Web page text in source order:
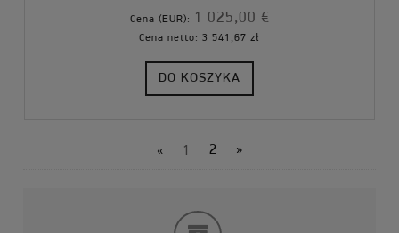
Cena (EUR): 1 025,00 €
Cena netto: 3 541,67 zł
DO KOSZYKA
« 1 2 »